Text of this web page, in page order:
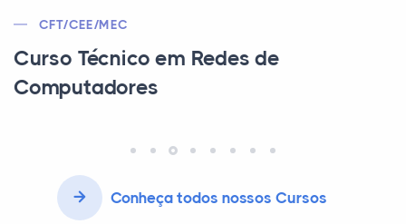
MTE/CEE/MEC
Curso Técnico em Recursos Humanos
Conheça todos nossos Cursos